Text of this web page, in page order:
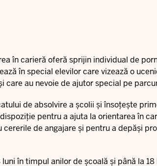
în carieră oferă sprijin individual de
în special elevilor care vizează o
au nevoie de ajutor special pe
de absolvire a școlii și însoțește
pentru a ajuta la orientarea în
de angajare și pentru a depăși
în timpul anilor de școală și până la 18